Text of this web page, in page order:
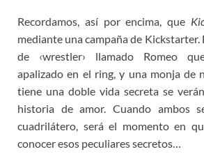
k
n
k
s
t
Recordamos, así por encima, que
mediante una campaña de Kickstarter.
de ‹wrestler› llamado Romeo
apalizado en el ring, y una monja de
tiene una doble vida secreta se
historia de amor. Cuando ambos
cuadrilátero, será el momento en
conocer esos peculiares secretos…